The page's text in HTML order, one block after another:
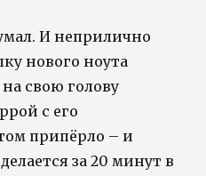
И неприлично
нового ноута
свою голову
с его
припёрло – и
за 20 минут в